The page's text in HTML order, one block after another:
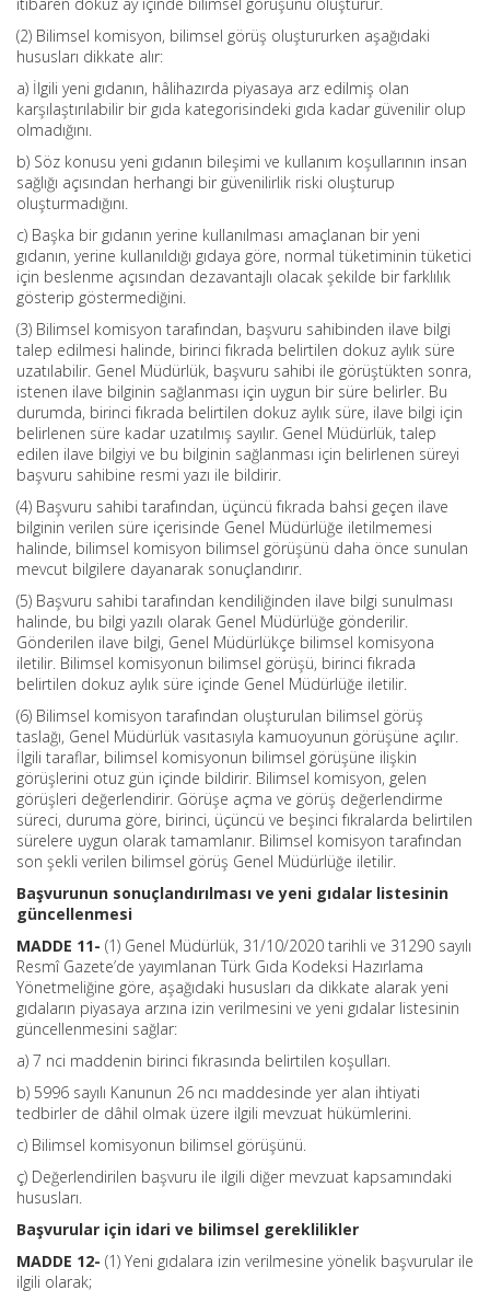
(2) Bilimsel komisyon, bilimsel görüş oluştururken aşağıdaki
hususları dikkate alır:
a) İlgili yeni gıdanın, hâlihazırda piyasaya arz edilmiş olan
karşılaştırılabilir bir gıda kategorisindeki gıda kadar güvenilir olup
olmadığını.
b) Söz konusu yeni gıdanın bileşimi ve kullanım koşullarının insan
sağlığı açısından herhangi bir güvenilirlik riski oluşturup
oluşturmadığını.
c) Başka bir gıdanın yerine kullanılması amaçlanan bir yeni
gıdanın, yerine kullanıldığı gıdaya göre, normal tüketiminin tüketici
için beslenme açısından dezavantajlı olacak şekilde bir farklılık
gösterip göstermediğini.
(3) Bilimsel komisyon tarafından, başvuru sahibinden ilave bilgi
talep edilmesi halinde, birinci fıkrada belirtilen dokuz aylık süre
uzatılabilir. Genel Müdürlük, başvuru sahibi ile görüştükten sonra,
istenen ilave bilginin sağlanması için uygun bir süre belirler. Bu
durumda, birinci fıkrada belirtilen dokuz aylık süre, ilave bilgi için
belirlenen süre kadar uzatılmış sayılır. Genel Müdürlük, talep
edilen ilave bilgiyi ve bu bilginin sağlanması için belirlenen süreyi
başvuru sahibine resmi yazı ile bildirir.
(4) Başvuru sahibi tarafından, üçüncü fıkrada bahsi geçen ilave
bilginin verilen süre içerisinde Genel Müdürlüğe iletilmemesi
halinde, bilimsel komisyon bilimsel görüşünü daha önce sunulan
mevcut bilgilere dayanarak sonuçlandırır.
(5) Başvuru sahibi tarafından kendiliğinden ilave bilgi sunulması
halinde, bu bilgi yazılı olarak Genel Müdürlüğe gönderilir.
Gönderilen ilave bilgi, Genel Müdürlükçe bilimsel komisyona
iletilir. Bilimsel komisyonun bilimsel görüşü, birinci fıkrada
belirtilen dokuz aylık süre içinde Genel Müdürlüğe iletilir.
(6) Bilimsel komisyon tarafından oluşturulan bilimsel görüş
taslağı, Genel Müdürlük vasıtasıyla kamuoyunun görüşüne açılır.
İlgili taraflar, bilimsel komisyonun bilimsel görüşüne ilişkin
görüşlerini otuz gün içinde bildirir. Bilimsel komisyon, gelen
görüşleri değerlendirir. Görüşe açma ve görüş değerlendirme
süreci, duruma göre, birinci, üçüncü ve beşinci fıkralarda belirtilen
sürelere uygun olarak tamamlanır. Bilimsel komisyon tarafından
son şekli verilen bilimsel görüş Genel Müdürlüğe iletilir.
Başvurunun sonuçlandırılması ve yeni gıdalar listesinin
güncellenmesi
MADDE 11- (1) Genel Müdürlük, 31/10/2020 tarihli ve 31290 sayılı
Resmî Gazete’de yayımlanan Türk Gıda Kodeksi Hazırlama
Yönetmeliğine göre, aşağıdaki hususları da dikkate alarak yeni
gıdaların piyasaya arzına izin verilmesini ve yeni gıdalar listesinin
güncellenmesini sağlar:
a) 7 nci maddenin birinci fıkrasında belirtilen koşulları.
b) 5996 sayılı Kanunun 26 ncı maddesinde yer alan ihtiyati
tedbirler de dâhil olmak üzere ilgili mevzuat hükümlerini.
c) Bilimsel komisyonun bilimsel görüşünü.
ç) Değerlendirilen başvuru ile ilgili diğer mevzuat kapsamındaki
hususları.
Başvurular için idari ve bilimsel gereklilikler
MADDE 12- (1) Yeni gıdalara izin verilmesine yönelik başvurular ile
ilgili olarak;